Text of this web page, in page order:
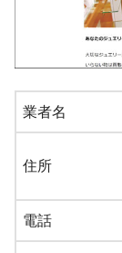
業者名
住所
電話